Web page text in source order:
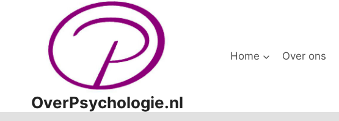
OverPsychologie.nl
Home Over ons